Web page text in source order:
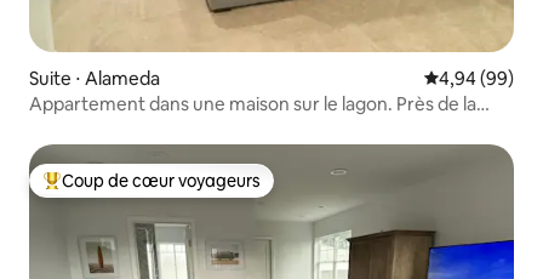
Suite ⋅ Alameda Évaluation
4,94 (99)
Appartement dans une maison sur le lagon. Près de la
Coups de cœur voyageurs les plus appréciés
Coup de cœur voyageurs